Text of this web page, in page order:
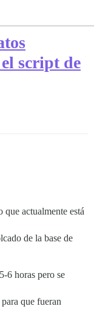
script de
actualmente está
de la base de
6 horas pero se
que fueran